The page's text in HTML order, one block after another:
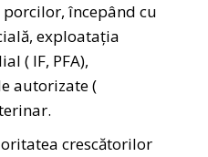
porcilor, începând cu
exploatația
( IF, PFA),
autorizate (
crescătorilor